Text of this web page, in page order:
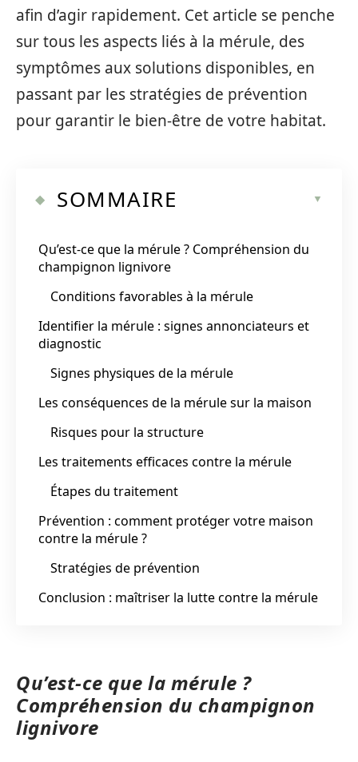
afin d’agir rapidement. Cet article se penche
sur tous les aspects liés à la mérule, des
symptômes aux solutions disponibles, en
passant par les stratégies de prévention
pour garantir le bien-être de votre habitat.
SOMMAIRE
Qu’est-ce que la mérule ? Compréhension du
champignon lignivore
Conditions favorables à la mérule
Identifier la mérule : signes annonciateurs et
diagnostic
Signes physiques de la mérule
Les conséquences de la mérule sur la maison
Risques pour la structure
Les traitements efficaces contre la mérule
Étapes du traitement
Prévention : comment protéger votre maison
contre la mérule ?
Stratégies de prévention
Conclusion : maîtriser la lutte contre la mérule
Qu’est-ce que la mérule ?
Compréhension du champignon
lignivore